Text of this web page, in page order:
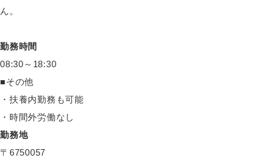
ん。
勤務時間
08:30～18:30
■その他
・扶養内勤務も可能
・時間外労働なし
勤務地
〒6750057